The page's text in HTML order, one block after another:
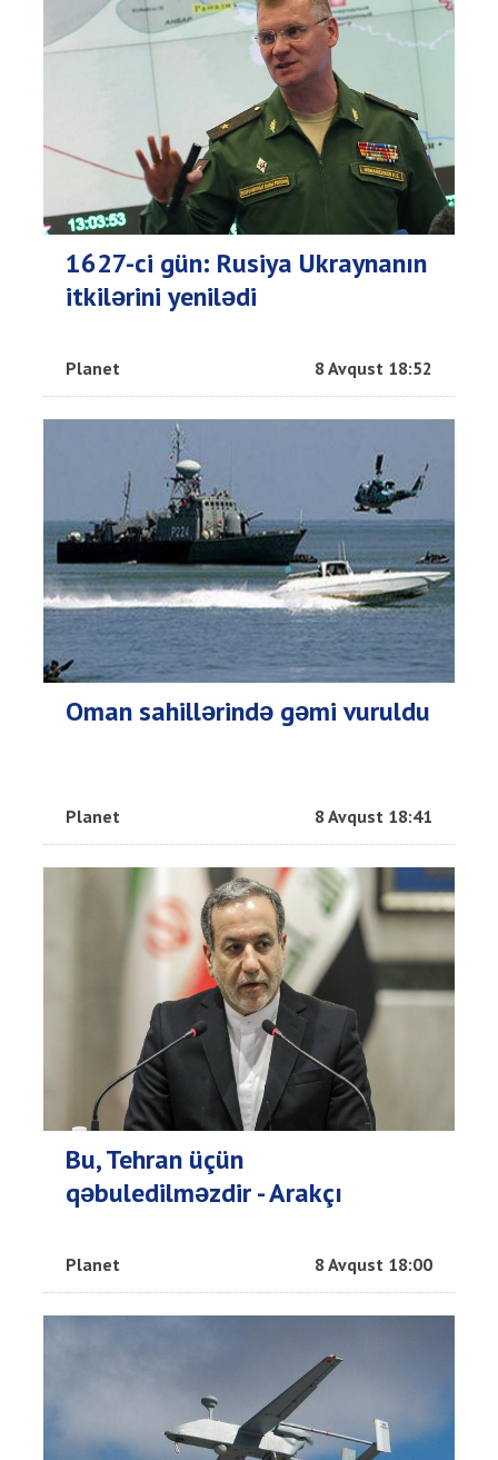
1627-ci gün: Rusiya Ukraynanın
itkilərini yenilədi
Planet 8 Avqust 18:52
Oman sahillərində gəmi vuruldu
Planet 8 Avqust 18:41
Bu, Tehran üçün
qəbuledilməzdir - Arakçı
Planet 8 Avqust 18:00